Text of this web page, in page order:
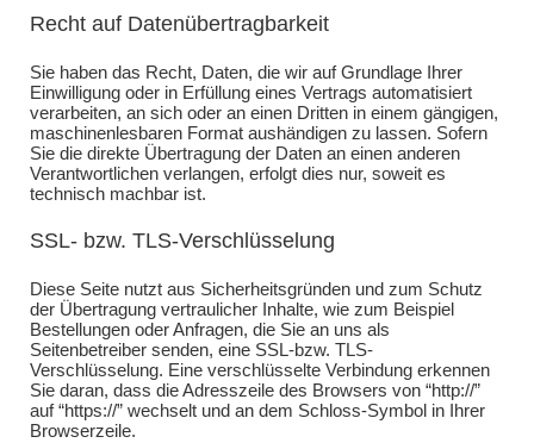
Recht auf Datenübertragbarkeit
Sie haben das Recht, Daten, die wir auf Grundlage Ihrer
Einwilligung oder in Erfüllung eines Vertrags automatisiert
verarbeiten, an sich oder an einen Dritten in einem gängigen,
maschinenlesbaren Format aushändigen zu lassen. Sofern
Sie die direkte Übertragung der Daten an einen anderen
Verantwortlichen verlangen, erfolgt dies nur, soweit es
technisch machbar ist.
SSL- bzw. TLS-Verschlüsselung
Diese Seite nutzt aus Sicherheitsgründen und zum Schutz
der Übertragung vertraulicher Inhalte, wie zum Beispiel
Bestellungen oder Anfragen, die Sie an uns als
Seitenbetreiber senden, eine SSL-bzw. TLS-
Verschlüsselung. Eine verschlüsselte Verbindung erkennen
Sie daran, dass die Adresszeile des Browsers von “http://”
auf “https://” wechselt und an dem Schloss-Symbol in Ihrer
Browserzeile.